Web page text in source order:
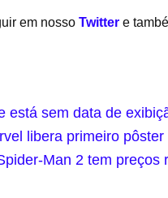
em nosso Twitter e
está sem data de
libera primeiro pôster
Man 2 tem preços